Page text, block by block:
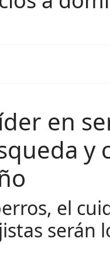
en
y
el
serán